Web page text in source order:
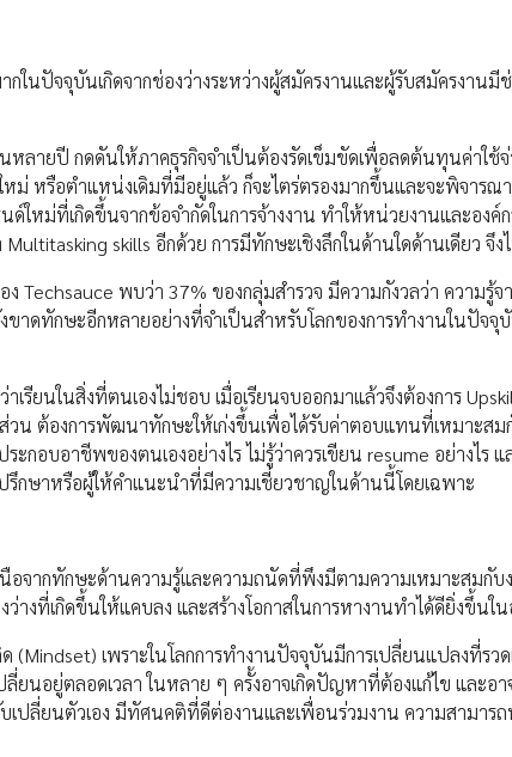
ในปัจจุบันเกิดจากช่องว่างระหว่างผู้สมัครงานและผู้รับสมัครงาน
นหลายปี กดดันให้ภาคธุรกิจจำเป็นต้องรัดเข็มขัดเพื่อลดต้นทุนค่าใ
ม่ หรือตำแหน่งเดิมที่มีอยู่แล้ว ก็จะไตร่ตรองมากขึ้นและจะพิจาร
ด์ใหม่ที่เกิดขึ้นจากข้อจำกัดในการจ้างงาน ทำให้หน่วยงานและองค์
skills อีกด้วย การมีทักษะเชิงลึกในด้านใดด้านเดียว จึ
ง Techsauce พบว่า 37% ของกลุ่มสำรวจ มีความกังวลว่า ความรู้
ขาดทักษะอีกหลายอย่างที่จำเป็นสำหรับโลกของการทำงานในปัจ
เรียนในสิ่งที่ตนเองไม่ชอบ เมื่อเรียนจบออกมาแล้วจึงต้องการ
วน ต้องการพัฒนาทักษะให้เก่งขึ้นเพื่อได้รับค่าตอบแทนที่เหมาะส
ระกอบอาชีพของตนเองอย่างไร ไม่รู้ว่าควรเขียน resume อย่างไร
ปรึกษาหรือผู้ให้คำแนะนำที่มีความเชี่ยวชาญในด้านนี้โดยเฉพาะ
นือจากทักษะด้านความรู้และความถนัดที่พึงมีตามความเหมาะสมกั
งที่เกิดขึ้นให้แคบลง และสร้างโอกาสในการหางานทำได้ดียิ่งขึ้นใ
เพราะในโลกการทำงานปัจจุบันมีการเปลี่ยนแปลงที่รวด
นอยู่ตลอดเวลา ในหลาย ๆ ครั้งอาจเกิดปัญหาที่ต้องแก้ไข และอา
บเปลี่ยนตัวเอง มีทัศนคติที่ดีต่องานและเพื่อนร่วมงาน ความสามาร